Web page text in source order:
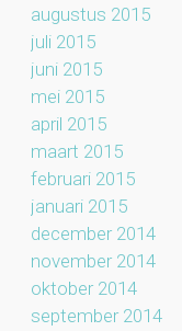
augustus 2015
juli 2015
juni 2015
mei 2015
april 2015
maart 2015
februari 2015
januari 2015
december 2014
november 2014
oktober 2014
september 2014